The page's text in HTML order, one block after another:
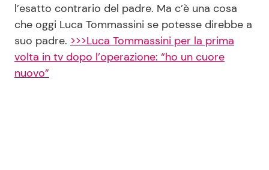
Contattaci
Pubblicità
Privacy Policy
l’esatto contrario del padre. Ma c’è una cosa
che oggi Luca Tommassini se potesse direbbe a
suo padre. >>>Luca Tommassini per la prima
volta in tv dopo l’operazione: “ho un cuore
nuovo”